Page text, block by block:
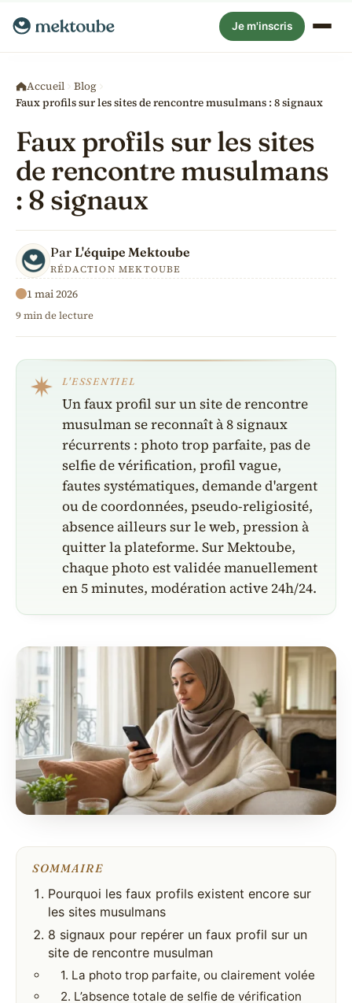
Blog
Par ville
Aide
Je m'inscris
Accueil
Blog
Faux profils sur les sites de rencontre musulmans : 8 signaux
Faux profils sur les sites
de rencontre musulmans
: 8 signaux
Par L'équipe Mektoube
RÉDACTION MEKTOUBE
1 mai 2026
9 min de lecture
L'ESSENTIEL
Un faux profil sur un site de rencontre
musulman se reconnaît à 8 signaux
récurrents : photo trop parfaite, pas de
selfie de vérification, profil vague,
fautes systématiques, demande d'argent
ou de coordonnées, pseudo-religiosité,
absence ailleurs sur le web, pression à
quitter la plateforme. Sur Mektoube,
chaque photo est validée manuellement
en 5 minutes, modération active 24h/24.
SOMMAIRE
Pourquoi les faux profils existent encore sur
les sites musulmans
8 signaux pour repérer un faux profil sur un
site de rencontre musulman
1. La photo trop parfaite, ou clairement volée
2. L’absence totale de selfie de vérification